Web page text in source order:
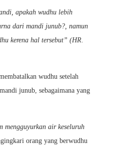
apakah wudhu lebih
dari mandi junub?, namun
kerena hal tersebut” (HR.
wudhu setelah
junub, sebagaimana yang
mengguyurkan air keseluruh
orang yang berwudhu